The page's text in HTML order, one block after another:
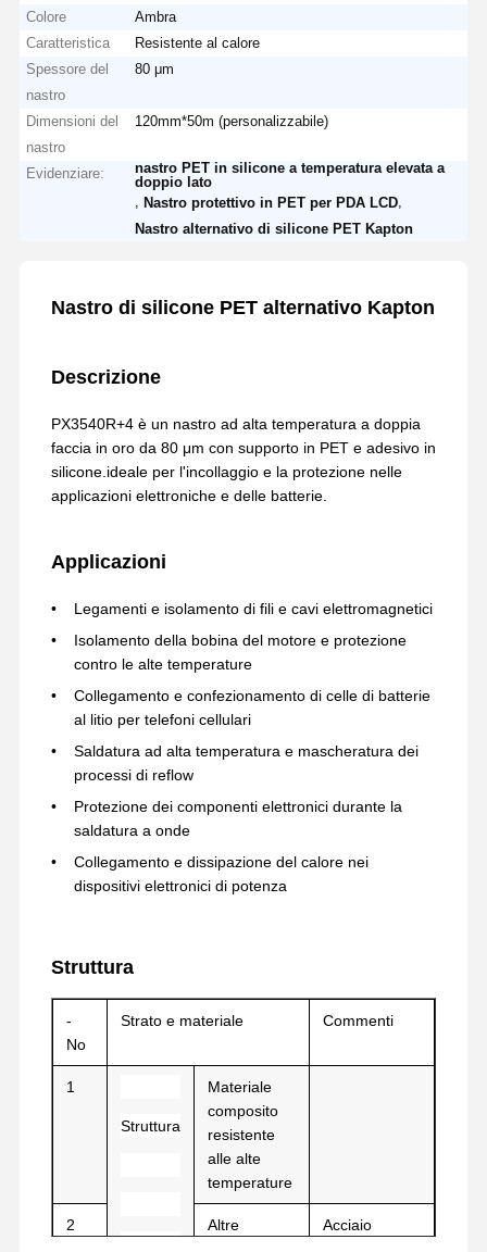
Prodotti Mostra VR
Colore
Ambra
Caratteristica
Resistente al calore
Spessore del
nastro
80 μm
Dimensioni del
nastro
120mm*50m (personalizzabile)
Evidenziare:
nastro PET in silicone a temperatura elevata a
doppio lato
,Nastro protettivo in PET per PDA LCD
Nastro alternativo di silicone PET Kapton
Nastro di silicone PET alternativo Kapton
Descrizione
PX3540R+4 è un nastro ad alta temperatura a doppia
faccia in oro da 80 μm con supporto in PET e adesivo in
silicone.ideale per l'incollaggio e la protezione nelle
applicazioni elettroniche e delle batterie.
Applicazioni
Legamenti e isolamento di fili e cavi elettromagnetici
Isolamento della bobina del motore e protezione
contro le alte temperature
Collegamento e confezionamento di celle di batterie
al litio per telefoni cellulari
Saldatura ad alta temperatura e mascheratura dei
processi di reflow
Protezione dei componenti elettronici durante la
saldatura a onde
Collegamento e dissipazione del calore nei
dispositivi elettronici di potenza
Struttura
-
No
Strato e materiale Commenti
1
Struttura
Materiale
composito
resistente
alle alte
temperature
2
Altre
Acciaio